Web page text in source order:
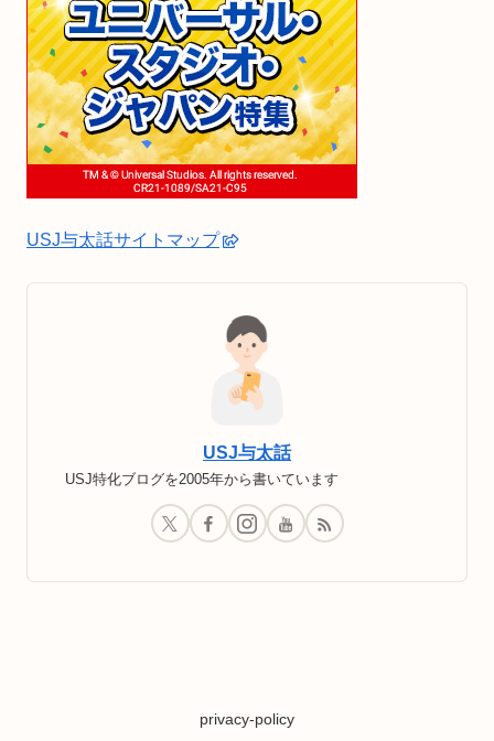
USJ与太話サイトマップ
USJ与太話
USJ特化ブログを2005年から書いています
privacy-policy